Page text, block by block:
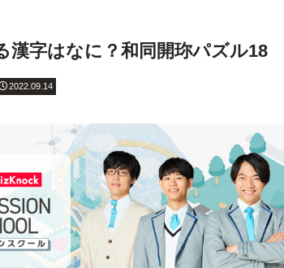
漢字はなに？和同開珎パズル18
2022.09.14